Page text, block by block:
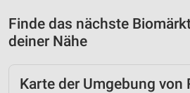
Finde das nächste
deiner Nähe
Karte der Umgebung von